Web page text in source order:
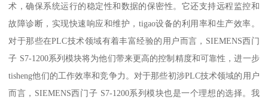
术，确保系统运行的稳定性和数据的保密性。它还支持远程监控和
故障诊断，实现快速响应和维护，tigao设备的利用率和生产效率。
对于那些在PLC技术领域有着丰富经验的用户而言，SIEMENS西门
子 S7-1200系列模块将为他们带来更高的控制精度和可靠性，进一步
tisheng他们的工作效率和竞争力。对于那些初涉PLC技术领域的用户
而言，SIEMENS西门子 S7-1200系列模块也是一个理想的选择。我